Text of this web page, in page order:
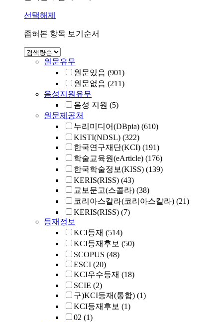
선택해제
좁혀본 항목 보기순서
원문유무
원문있음 (901)
원문없음 (211)
음성지원유무
음성 지원 (5)
원문제공처
누리미디어(DBpia) (610)
KISTI(NDSL) (322)
한국연구재단(KCI) (191)
학술교육원(eArticle) (176)
한국학술정보(KISS) (139)
KERIS(RISS) (43)
교보문고(스콜라) (38)
코리아스칼라(코리아스칼라) (21)
KERIS(RISS) (7)
등재정보
KCI등재 (514)
KCI등재후보 (50)
SCOPUS (48)
ESCI (20)
KCI우수등재 (18)
SCIE (2)
구)KCI등재(통합) (1)
KCI등재후보 (1)
02 (1)